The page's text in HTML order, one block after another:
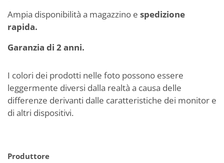
Ampia disponibilità a magazzino e spedizione
rapida.
Garanzia di 2 anni.
I colori dei prodotti nelle foto possono essere
leggermente diversi dalla realtà a causa delle
differenze derivanti dalle caratteristiche dei monitor e
di altri dispositivi.
Produttore